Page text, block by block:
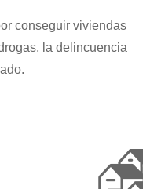
conseguir viviendas
la delincuencia